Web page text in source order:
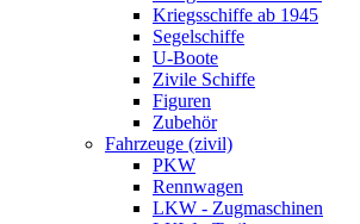
Kriegsschiffe ab 1945
Segelschiffe
U-Boote
Zivile Schiffe
Figuren
Zubehör
Fahrzeuge (zivil)
PKW
Rennwagen
LKW - Zugmaschinen